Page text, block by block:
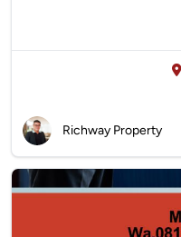
Richway Property